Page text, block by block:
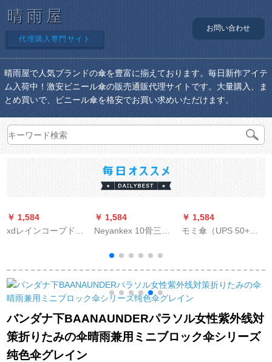
晴雨屋
代理購入専門サイト
お問い合わせ
晴雨屋で人気ブランドの傘を豊富に揃えております。毎日新作アイテ
ム入荷中！激安ビニール傘の販売通販代理サイトです。大量購入、ま
とめ買いで、ビニール傘を格安でお買い求めいただけます。
￥ 1,584
xdレインコープドレ
の電気自動車1人で全
身大人1人分のレイン
コートペ。
￥ 1,584
Neyankex 10骨三つ
たみ傘男性ビギネリ
ヴィンテージ紳士傘
カスタム広告傘ロゴ
ネビニュース
￥ 1,584
モミ傘（UPS 50+）
日焼け止め紫外線対
策傘ハエド晴雨兼用
傘三つ折り
バンダナ下BAANAUNDERパラソル女性紫外线対
策折りたみの伞晴雨兼用ミニブロック伞シリーズ
纯色伞グレイン